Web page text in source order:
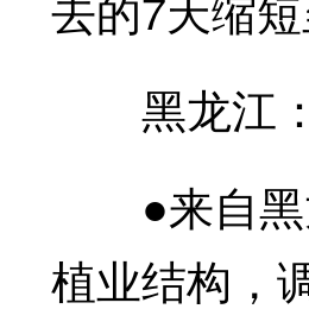
黑龙江：
●来自黑
植业结构，